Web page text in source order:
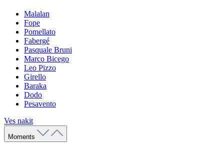
Malalan
Fope
Pomellato
Fabergé
Pasquale Bruni
Marco Bicego
Leo Pizzo
Girello
Baraka
Dodo
Pesavento
Ves nakit
Moments